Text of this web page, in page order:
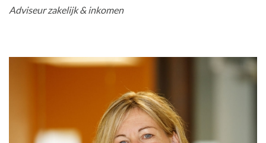
Adviseur zakelijk & inkomen